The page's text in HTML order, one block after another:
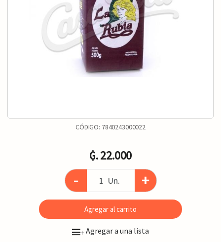
CÓDIGO: 7840243000022
₲. 22.000
- Un. +
Agregar al carrito
+Agregar a una lista